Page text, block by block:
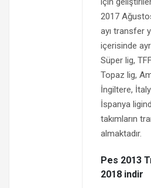
2017
ayı transfer
içerisinde
Süper lig,
Topaz lig,
İngiltere,
İspanya
takımların
almaktadır.
Pes 2013
2018 indir